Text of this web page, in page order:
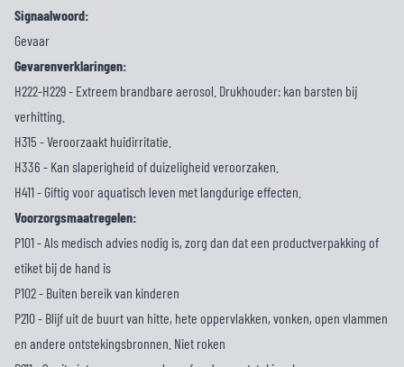
Signaalwoord:
Gevaar
Gevarenverklaringen:
H222-H229 - Extreem brandbare aerosol. Drukhouder: kan barsten bij
verhitting.
H315 - Veroorzaakt huidirritatie.
H336 - Kan slaperigheid of duizeligheid veroorzaken.
H411 - Giftig voor aquatisch leven met langdurige effecten.
Voorzorgsmaatregelen:
P101 - Als medisch advies nodig is, zorg dan dat een productverpakking of
etiket bij de hand is
P102 - Buiten bereik van kinderen
P210 - Blijf uit de buurt van hitte, hete oppervlakken, vonken, open vlammen
en andere ontstekingsbronnen. Niet roken